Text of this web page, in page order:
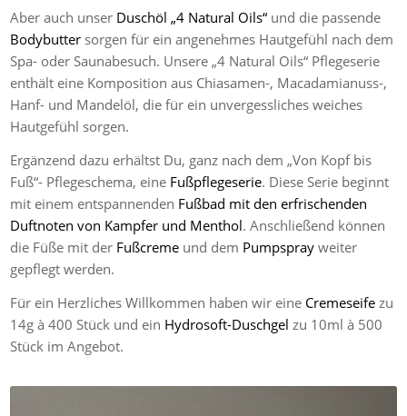
Aber auch unser Duschöl „4 Natural Oils“ und die passende
Bodybutter sorgen für ein angenehmes Hautgefühl nach dem
Spa- oder Saunabesuch. Unsere „4 Natural Oils“ Pflegeserie
enthält eine Komposition aus Chiasamen-, Macadamianuss-,
Hanf- und Mandelöl, die für ein unvergessliches weiches
Hautgefühl sorgen.
Ergänzend dazu erhältst Du, ganz nach dem „Von Kopf bis
Fuß“- Pflegeschema, eine Fußpflegeserie. Diese Serie beginnt
mit einem entspannenden Fußbad mit den erfrischenden
Duftnoten von Kampfer und Menthol. Anschließend können
die Füße mit der Fußcreme und dem Pumpspray weiter
gepflegt werden.
Für ein Herzliches Willkommen haben wir eine Cremeseife zu
14g à 400 Stück und ein Hydrosoft-Duschgel zu 10ml à 500
Stück im Angebot.